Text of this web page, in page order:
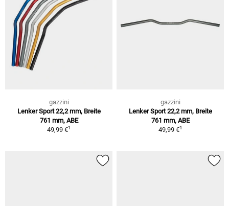
gazzini
Lenker Sport 22,2 mm, Breite
761 mm, ABE
49,99 €1
gazzini
Lenker Sport 22,2 mm, Breite
761 mm, ABE
49,99 €1